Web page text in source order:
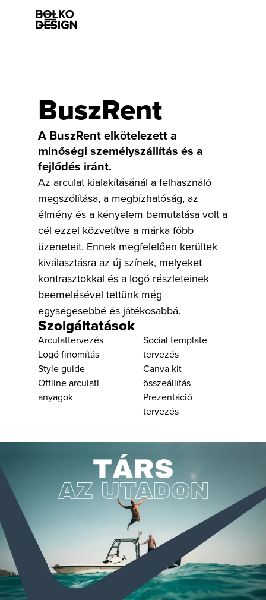
Szolgáltatásaink
Munkáink
Rólunk
Esettanulmányok
Karrier
Kapcsolat
BuszRent
A BuszRent elkötelezett a
minőségi személyszállítás és a
fejlődés iránt.
Az arculat kialakításánál a felhasználó
megszólítása, a megbízhatóság, az
élmény és a kényelem bemutatása volt a
cél ezzel közvetítve a márka főbb
üzeneteit. Ennek megfelelően kerültek
kiválasztásra az új színek, melyeket
kontrasztokkal és a logó részleteinek
beemelésével tettünk még
egységesebbé és játékosabbá.
Szolgáltatások
Arculattervezés
Logó finomítás
Style guide
Offline arculati
anyagok
Social template
tervezés
Canva kit
összeállítás
Prezentáció
tervezés